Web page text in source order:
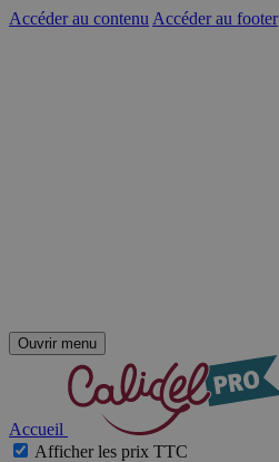
Accéder au contenu Accéder au footer
Ouvrir menu
Accueil
Afficher les prix TTC